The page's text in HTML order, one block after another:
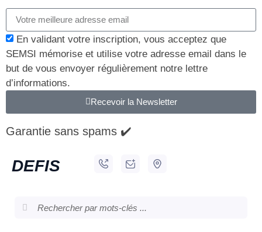
En validant votre inscription, vous acceptez que
SEMSI mémorise et utilise votre adresse email dans le
but de vous envoyer régulièrement notre lettre
d’informations.
Recevoir la Newsletter
Garantie sans spams ✔️
DEFIS